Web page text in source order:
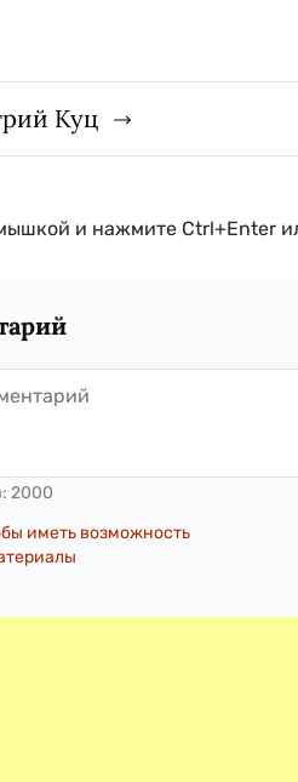
Куц
и нажмите Ctrl+Enter
2000
иметь возможность